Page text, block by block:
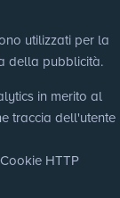
utilizzati per la
della pubblicità.
in merito al
traccia dell'utente
HTTP